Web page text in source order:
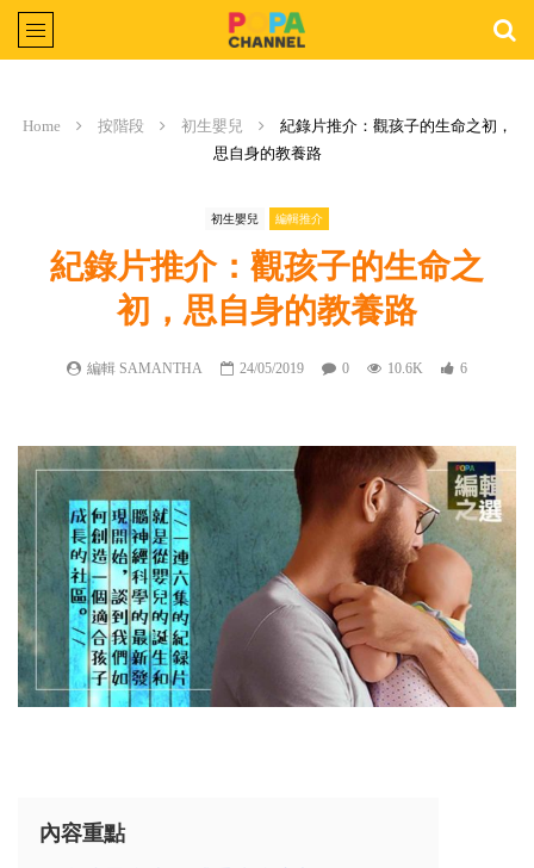
Home 按階段 初生嬰兒
紀錄片推介：觀孩子的生命之初，
思自身的教養路
初生嬰兒 編輯推介
紀錄片推介：觀孩子的生命之
初，思自身的教養路
編輯 SAMANTHA 24/05/2019 0 10.6K 6
內容重點